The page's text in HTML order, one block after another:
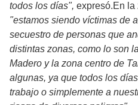
todos los días", expresó.En la
"estamos siendo víctimas de
secuestro de personas que
distintas zonas, como lo son
Madero y la zona centro de
algunas, ya que todos los
trabajo o simplemente a